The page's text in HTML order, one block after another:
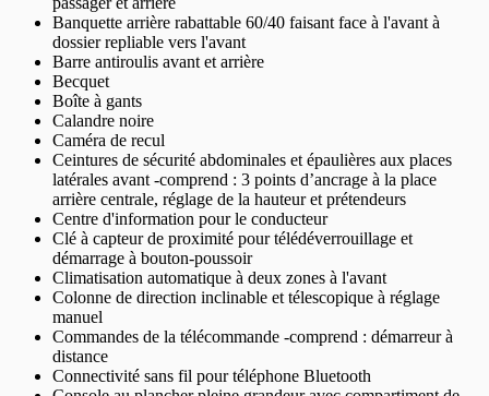
Banquette arrière rabattable 60/40 faisant face à l'avant à
dossier repliable vers l'avant
Barre antiroulis avant et arrière
Becquet
Boîte à gants
Calandre noire
Caméra de recul
Ceintures de sécurité abdominales et épaulières aux places
latérales avant -comprend : 3 points d’ancrage à la place
arrière centrale, réglage de la hauteur et prétendeurs
Centre d'information pour le conducteur
Clé à capteur de proximité pour télédéverrouillage et
démarrage à bouton-poussoir
Climatisation automatique à deux zones à l'avant
Colonne de direction inclinable et télescopique à réglage
manuel
Commandes de la télécommande -comprend : démarreur à
distance
Connectivité sans fil pour téléphone Bluetooth